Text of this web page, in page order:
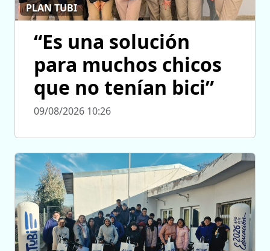
PLAN TUBI
“Es una solución
para muchos chicos
que no tenían bici”
09/08/2026 10:26